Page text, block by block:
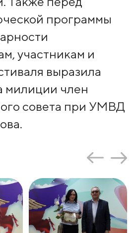
программы
участникам и
выразила
милиции член
совета при УМВД